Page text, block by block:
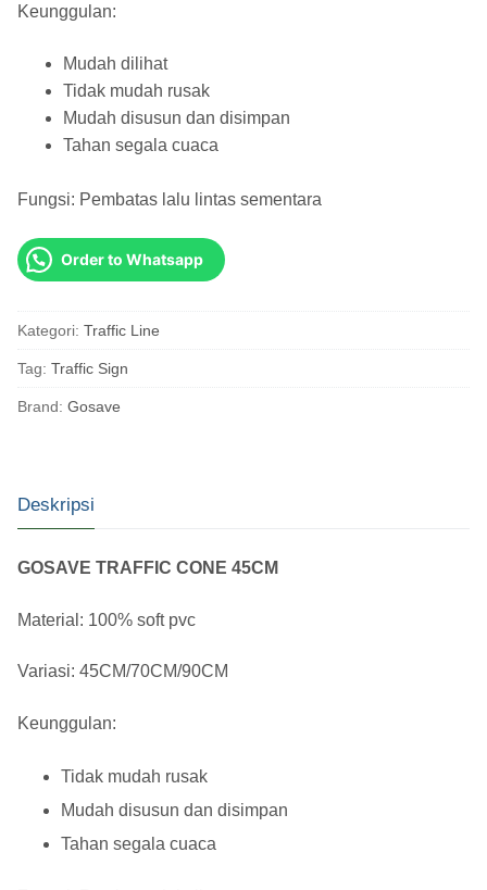
Keunggulan:
Mudah dilihat
Tidak mudah rusak
Mudah disusun dan disimpan
Tahan segala cuaca
Fungsi: Pembatas lalu lintas sementara
Order to Whatsapp
Kategori: Traffic Line
Tag: Traffic Sign
Brand: Gosave
Deskripsi
GOSAVE TRAFFIC CONE 45CM
Material: 100% soft pvc
Variasi: 45CM/70CM/90CM
Keunggulan:
Tidak mudah rusak
Mudah disusun dan disimpan
Tahan segala cuaca